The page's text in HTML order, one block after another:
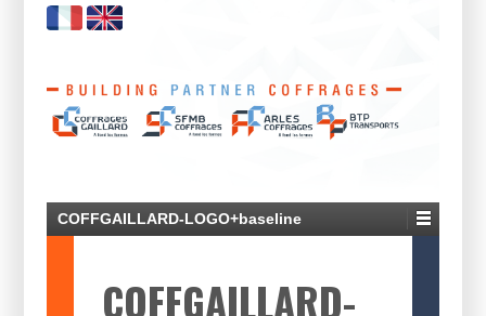
COFFGAILLARD-LOGO+baseline
COFFGAILLARD-